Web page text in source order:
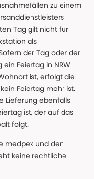
zu einem
Tag gilt nicht für
als
der Tag oder der
Feiertag in NRW
ist, erfolgt die
Feiertag mehr ist.
Lieferung ebenfalls
ist, der auf das
folgt.
medpex und den
keine rechtliche